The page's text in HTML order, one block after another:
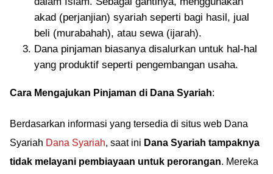
akad (perjanjian) syariah seperti bagi hasil, jual
beli (murabahah), atau sewa (ijarah).
Dana pinjaman biasanya disalurkan untuk hal-hal
yang produktif seperti pengembangan usaha.
Cara Mengajukan Pinjaman di Dana Syariah:
Berdasarkan informasi yang tersedia di situs web Dana
Syariah Dana Syariah, saat ini Dana Syariah tampaknya
tidak melayani pembiayaan untuk perorangan. Mereka